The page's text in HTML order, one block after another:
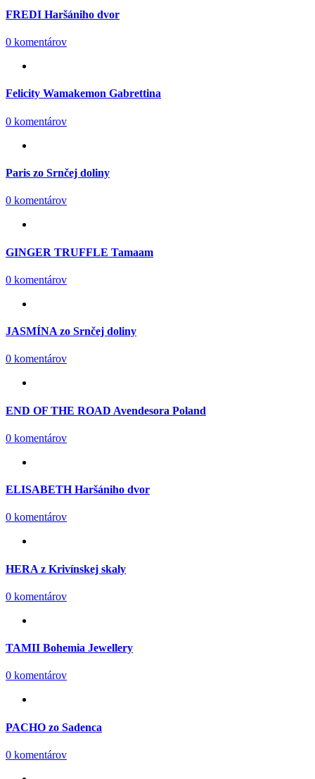
FREDI Haršániho dvor
0 komentárov
Felicity Wamakemon Gabrettina
0 komentárov
Paris zo Srnčej doliny
0 komentárov
GINGER TRUFFLE Tamaam
0 komentárov
JASMÍNA zo Srnčej doliny
0 komentárov
END OF THE ROAD Avendesora Poland
0 komentárov
ELISABETH Haršániho dvor
0 komentárov
HERA z Krivínskej skaly
0 komentárov
TAMII Bohemia Jewellery
0 komentárov
PACHO zo Sadenca
0 komentárov